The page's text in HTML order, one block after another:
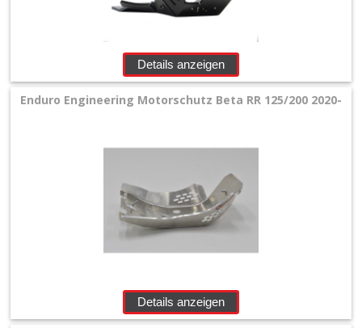
Details anzeigen
Enduro Engineering Motorschutz Beta RR 125/200 2020-
Details anzeigen